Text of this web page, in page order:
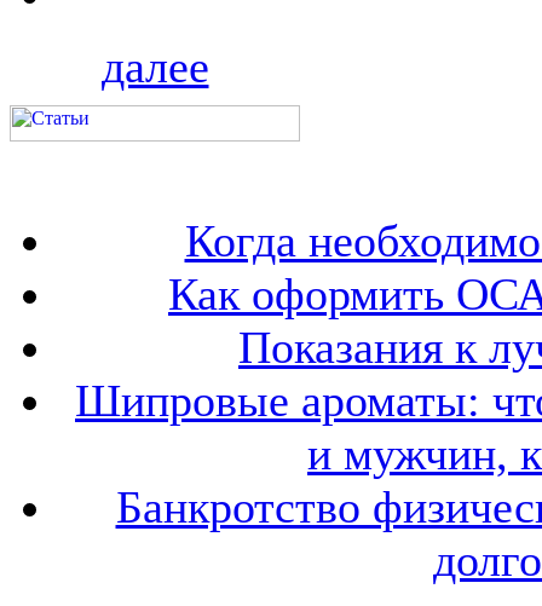
далее
Когда
Как оформить
Показания к
Шипровые ароматы:
и мужчин,
Банкротство